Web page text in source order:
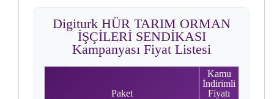
Digiturk HÜR TARIM ORMAN
İŞÇİLERİ SENDİKASI
Kampanyası Fiyat Listesi
Paket
Kamu
İndirimli
Fiyatı